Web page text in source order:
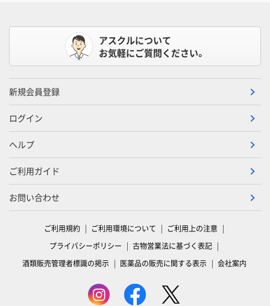
アスクルについて
お気軽にご質問ください。
新規会員登録
ログイン
ヘルプ
ご利用ガイド
お問い合わせ
ご利用規約 ご利用環境について
ご利用上の注意
プライバシーポリシー
古物営業法に基づく表記
酒類販売管理者標識の掲示
医薬品の販売に関する表示 会社案内